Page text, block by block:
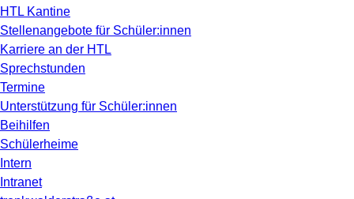
HTL Kantine
Stellenangebote für Schüler:innen
Karriere an der HTL
Sprechstunden
Termine
Unterstützung für Schüler:innen
Beihilfen
Schülerheime
Intern
Intranet